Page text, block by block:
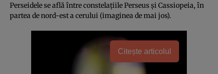
Perseidele se află între constelaţiile Perseus şi Cassiopeia, în
partea de nord-est a cerului (imaginea de mai jos).
Citește articolul